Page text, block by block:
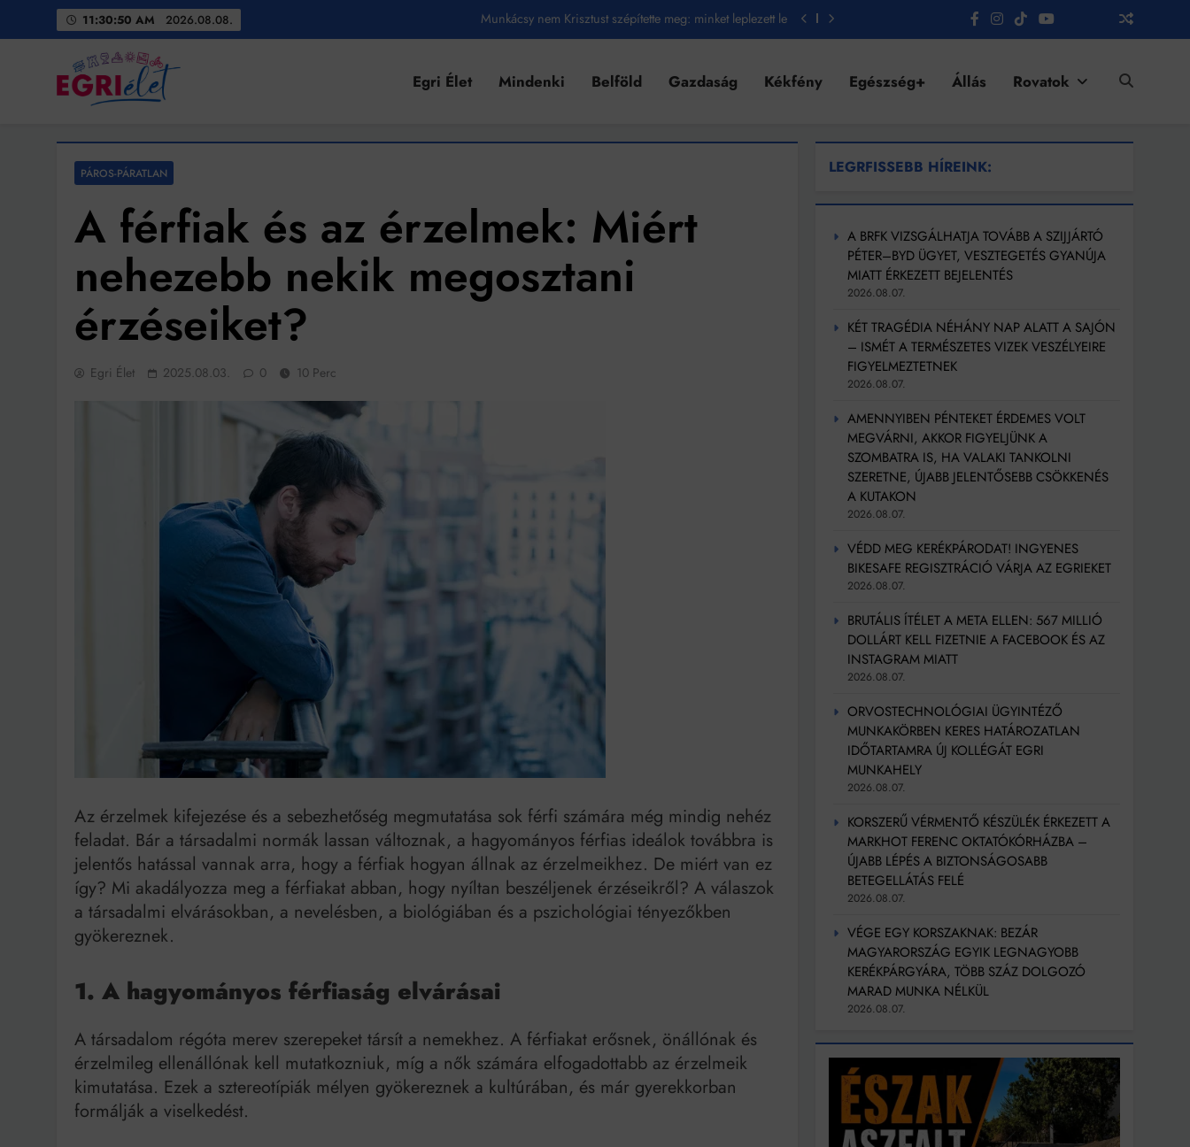
11:30:52 AM 2026.08.08.
Munkácsy nem Krisztust szépítette meg: minket leplezett le
Amikor a Tetris boldogabbá tesz, mint a szerelem
Az öregség nem csak ránc?
Az ördög még mindig Pradát visel. De te miért öltözöl hozzá?
Ahol köszönnek, ott még van város
Karinthy Frigyes: a zseni, aki belenézett a saját koponyájába
Az ördög még mindig Pradát visel. De te miért öltözöl hozzá?
Móricz Zsigmond: falusi író vagy boncmester?
Bitumenes lapostetők: a bevált technológia akkor működik, ha jól van felújítva
Egri Élet
Egri Élet Mindenki Belföld Gazdaság Kékfény Egészség+ Állás Rovatok
PÁROS-PÁRATLAN
A férfiak és az érzelmek: Miért
nehezebb nekik megosztani
érzéseiket?
Egri Élet 2025.08.03. 0 10 Perc
Az érzelmek kifejezése és a sebezhetőség megmutatása sok férfi számára még mindig nehéz
feladat. Bár a társadalmi normák lassan változnak, a hagyományos férfias ideálok továbbra is
jelentős hatással vannak arra, hogy a férfiak hogyan állnak az érzelmeikhez. De miért van ez
így? Mi akadályozza meg a férfiakat abban, hogy nyíltan beszéljenek érzéseikről? A válaszok
a társadalmi elvárásokban, a nevelésben, a biológiában és a pszichológiai tényezőkben
gyökereznek.
1. A hagyományos férfiaság elvárásai
A társadalom régóta merev szerepeket társít a nemekhez. A férfiakat erősnek, önállónak és
érzelmileg ellenállónak kell mutatkozniuk, míg a nők számára elfogadottabb az érzelmeik
kimutatása. Ezek a sztereotípiák mélyen gyökereznek a kultúrában, és már gyerekkorban
formálják a viselkedést.
LEGRFISSEBB HÍREINK:
A BRFK VIZSGÁLHATJA TOVÁBB A SZIJJÁRTÓ
PÉTER–BYD ÜGYET, VESZTEGETÉS GYANÚJA
MIATT ÉRKEZETT BEJELENTÉS
2026.08.07.
KÉT TRAGÉDIA NÉHÁNY NAP ALATT A SAJÓN
– ISMÉT A TERMÉSZETES VIZEK VESZÉLYEIRE
FIGYELMEZTETNEK
2026.08.07.
AMENNYIBEN PÉNTEKET ÉRDEMES VOLT
MEGVÁRNI, AKKOR FIGYELJÜNK A
SZOMBATRA IS, HA VALAKI TANKOLNI
SZERETNE, ÚJABB JELENTŐSEBB CSÖKKENÉS
A KUTAKON
2026.08.07.
VÉDD MEG KERÉKPÁRODAT! INGYENES
BIKESAFE REGISZTRÁCIÓ VÁRJA AZ EGRIEKET
2026.08.07.
BRUTÁLIS ÍTÉLET A META ELLEN: 567 MILLIÓ
DOLLÁRT KELL FIZETNIE A FACEBOOK ÉS AZ
INSTAGRAM MIATT
2026.08.07.
ORVOSTECHNOLÓGIAI ÜGYINTÉZŐ
MUNKAKÖRBEN KERES HATÁROZATLAN
IDŐTARTAMRA ÚJ KOLLÉGÁT EGRI
MUNKAHELY
2026.08.07.
KORSZERŰ VÉRMENTŐ KÉSZÜLÉK ÉRKEZETT A
MARKHOT FERENC OKTATÓKÓRHÁZBA –
ÚJABB LÉPÉS A BIZTONSÁGOSABB
BETEGELLÁTÁS FELÉ
2026.08.07.
VÉGE EGY KORSZAKNAK: BEZÁR
MAGYARORSZÁG EGYIK LEGNAGYOBB
KERÉKPÁRGYÁRA, TÖBB SZÁZ DOLGOZÓ
MARAD MUNKA NÉLKÜL
2026.08.07.